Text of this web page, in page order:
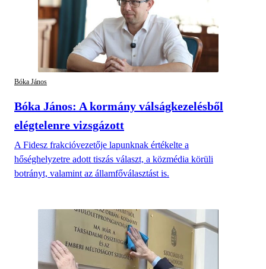
Bóka János
Bóka János: A kormány válságkezelésből
elégtelenre vizsgázott
A Fidesz frakcióvezetője lapunknak értékelte a
hőséghelyzetre adott tiszás választ, a közmédia körüli
botrányt, valamint az államfőválasztást is.